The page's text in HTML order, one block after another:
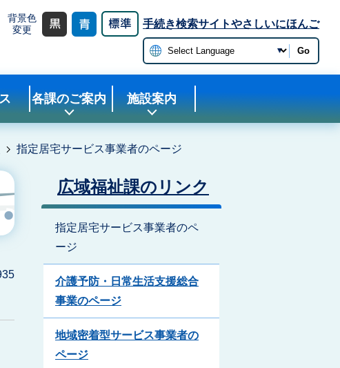
背景色
変更
手続き検索サイトやさしいにほんご
Go
各課のご案内 施設案内
指定居宅サービス事業者のページ
広域福祉課のリンク
指定居宅サービス事業者のペ
ージ
介護予防・日常生活支援総合
事業のページ
地域密着型サービス事業者の
ページ